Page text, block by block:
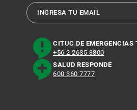
CITUC DE EMERGENCIAS
+56 2 2635 3800
SALUD RESPONDE
600 360 7777